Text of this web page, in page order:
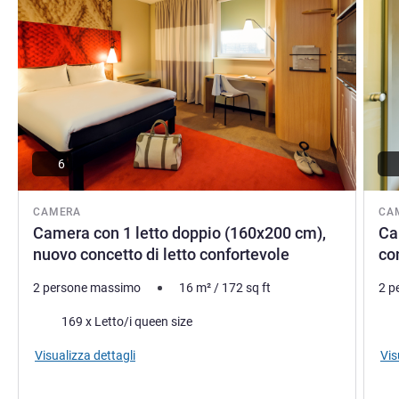
meglio del vostro soggiorno in città affidandovi al nostro
team dedicato.
Hasan Karadas, Gestione hotel
CAMERA
Camera con 1 letto doppio (160x200 cm),
nuovo concetto di letto confortevole
6
2 persone massimo 16 m²/ 172sq ft
Biancheria da letto
169 x Letto/i queen size
Visualizza dettagli
2